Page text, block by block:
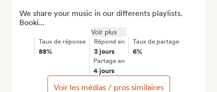
We share your music in our differents playlists.
Booki...
Voir plus
Taux de réponse
88%
Répond en
3 jours
Taux de partage
6%
Partage en
4 jours
Voir les médias / pros similaires